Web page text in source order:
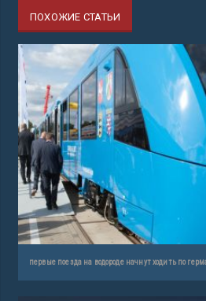
ПОХОЖИЕ СТАТЬИ
первые поезда на водороде начнут ходить по